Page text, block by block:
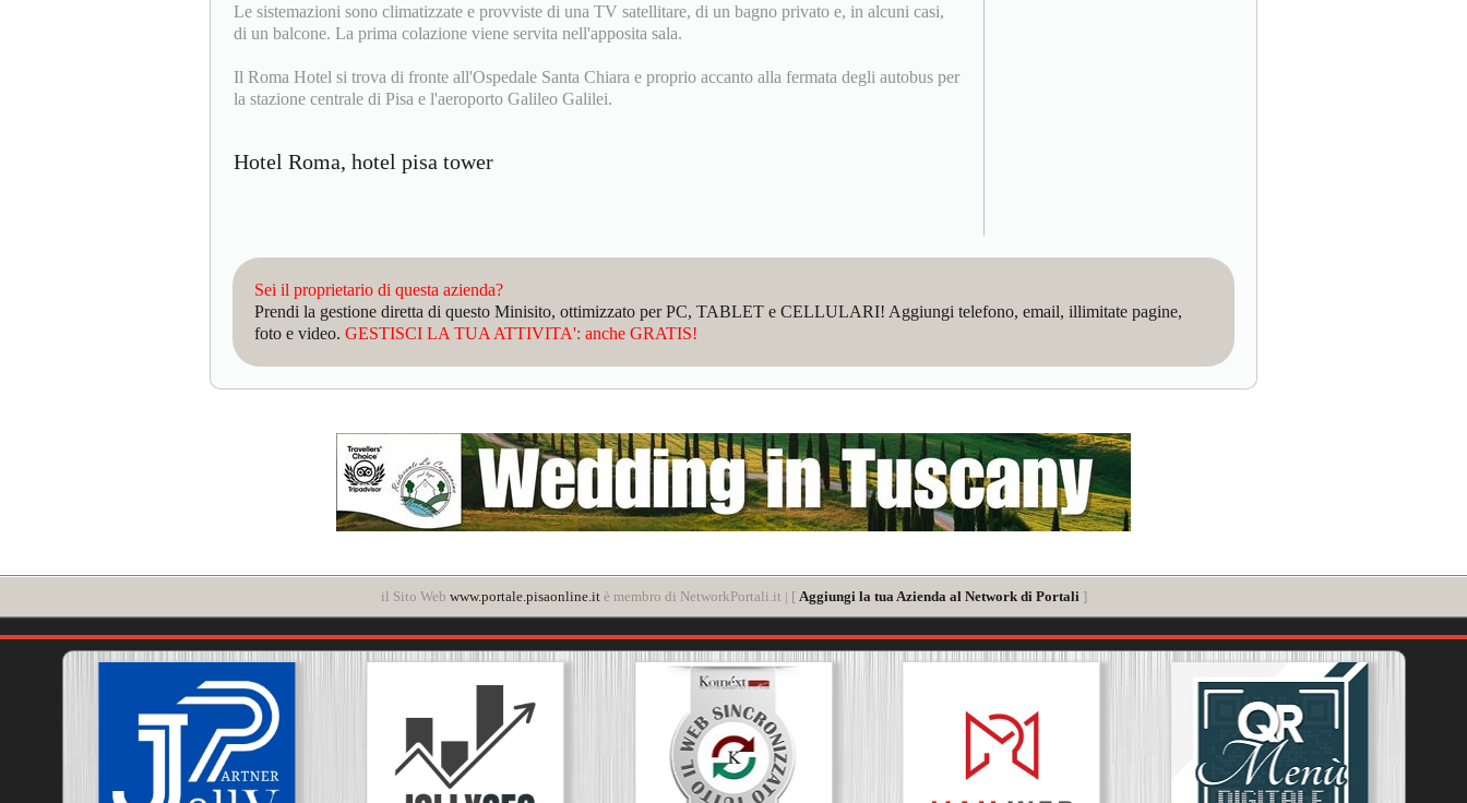
Le sistemazioni sono climatizzate e provviste di una TV satellitare, di un bagno privato e, in alcuni casi,
di un balcone. La prima colazione viene servita nell'apposita sala.
Il Roma Hotel si trova di fronte all'Ospedale Santa Chiara e proprio accanto alla fermata degli autobus per
la stazione centrale di Pisa e l'aeroporto Galileo Galilei.
Hotel Roma, hotel pisa tower
Sei il proprietario di questa azienda?
Prendi la gestione diretta di questo Minisito, ottimizzato per PC, TABLET e CELLULARI! Aggiungi telefono, email, illimitate pagine,
foto e video. GESTISCI LA TUA ATTIVITA': anche GRATIS!
il Sito Web www.portale.pisaonline.itè membro di NetworkPortali.it | [ Aggiungi la tua Azienda al Network di Portali ]